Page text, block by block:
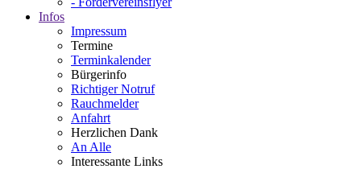
Infos
Impressum
Termine
Terminkalender
Bürgerinfo
Richtiger Notruf
Rauchmelder
Anfahrt
Herzlichen Dank
An Alle
Interessante Links